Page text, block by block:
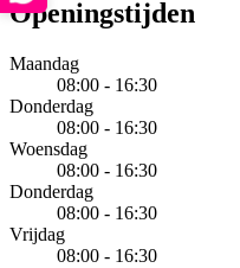
Openingstijden
Maandag
08:00 - 16:30
Donderdag
08:00 - 16:30
Woensdag
08:00 - 16:30
Donderdag
08:00 - 16:30
Vrijdag
08:00 - 16:30